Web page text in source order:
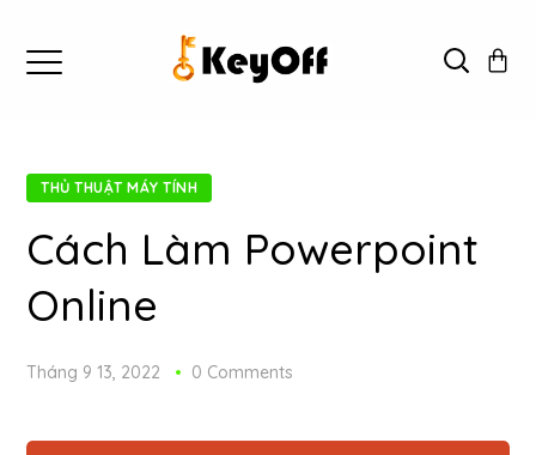
THỦ THUẬT MÁY TÍNH
Cách Làm Powerpoint
Online
Tháng 9 13, 2022 0 Comments